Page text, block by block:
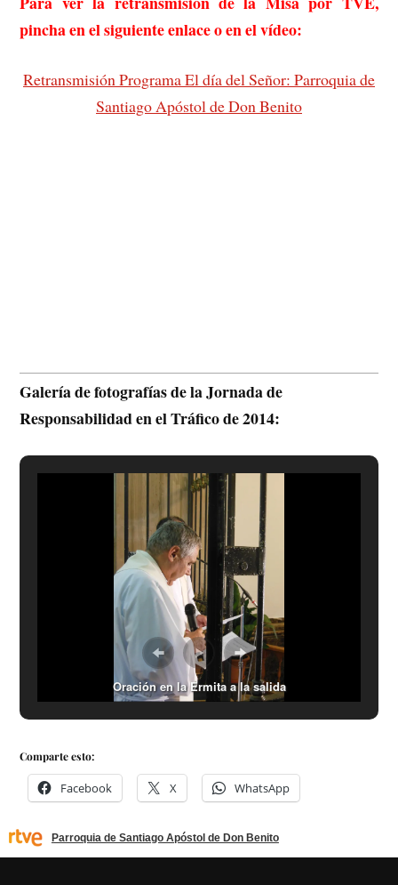
pincha en el siguiente enlace o en el vídeo:
Retransmisión Programa El día del Señor: Parroquia de
Santiago Apóstol de Don Benito
Parroquia de Santiago Apóstol de Don Benito
Galería de fotografías de la Jornada de
Responsabilidad en el Tráfico de 2014:
Oración en la Ermita a la salida
Comparte esto:
Facebook X WhatsApp